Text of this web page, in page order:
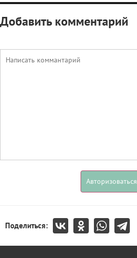
Добавить комментарий
Авторизоваться
Поделиться: